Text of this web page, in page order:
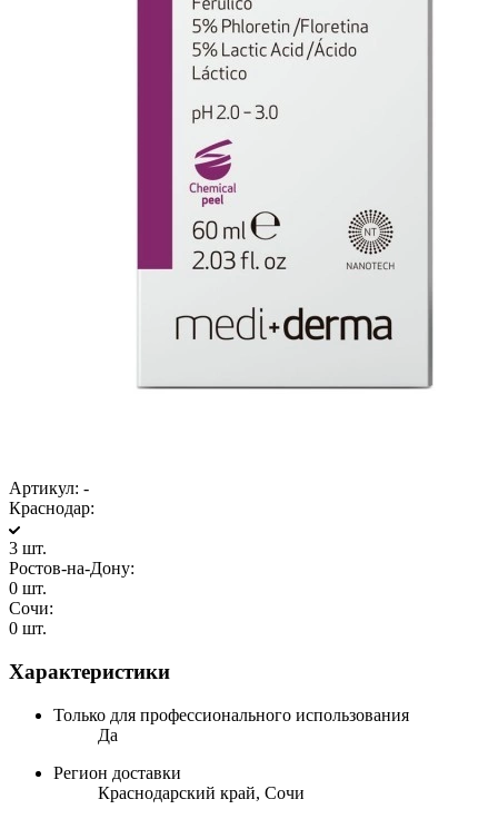
Артикул: -
Краснодар:
3 шт.
Ростов-на-Дону:
0 шт.
Сочи:
0 шт.
Характеристики
Только для профессионального использования
Да
Регион доставки
Краснодарский край, Сочи